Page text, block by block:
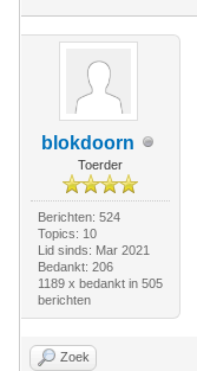
blokdoorn
Toerder
Berichten: 524
Topics: 10
Lid sinds: Mar 2021
Bedankt: 206
1189 x bedankt in 505
berichten
Zoek